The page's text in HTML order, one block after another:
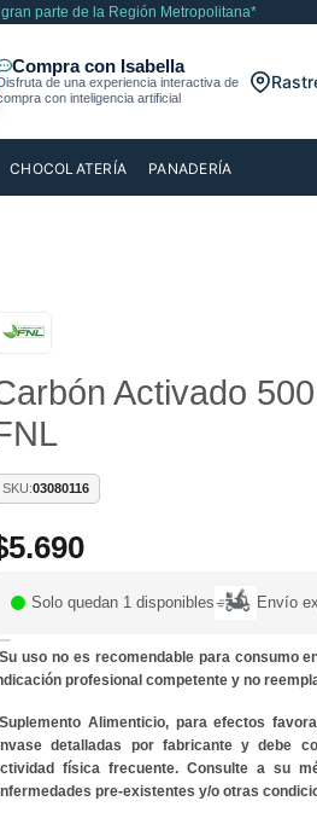
gran parte de la Región Metropolitana*
CHOCOLATERÍA PANADERÍA
Activado
SKU:03080116
5.690
Solo quedan 1 disponibles Envío
uso no es recomendable para consumo
profesional competente y no
Alimenticio, para efectos
detalladas por fabricante y debe
física frecuente. Consulte a su
pre-existentes y/o otras